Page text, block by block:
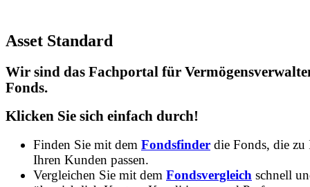
Asset Standard
Wir sind das Fachportal für
Fonds.
Klicken Sie sich einfach durch!
Finden Sie mit dem Fondsfinder die Fonds, die zu
Ihren Kunden passen.
Vergleichen Sie mit dem Fondsvergleich schnell